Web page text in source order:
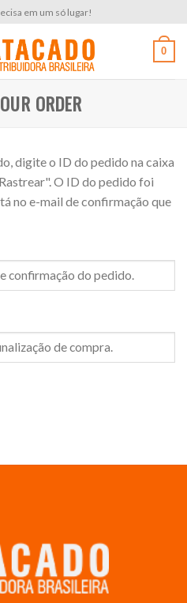
em um só lugar!
0
ORDER
digite o ID do pedido na caixa
O ID do pedido foi
no e-mail de confirmação que